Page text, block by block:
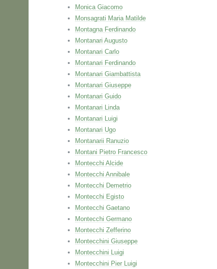
Monica Giacomo
Monsagrati Maria Matilde
Montagna Ferdinando
Montanari Augusto
Montanari Carlo
Montanari Ferdinando
Montanari Giambattista
Montanari Giuseppe
Montanari Guido
Montanari Linda
Montanari Luigi
Montanari Ugo
Montanarii Ranuzio
Montani Pietro Francesco
Montecchi Alcide
Montecchi Annibale
Montecchi Demetrio
Montecchi Egisto
Montecchi Gaetano
Montecchi Germano
Montecchi Zefferino
Montecchini Giuseppe
Montecchini Luigi
Montecchini Pier Luigi